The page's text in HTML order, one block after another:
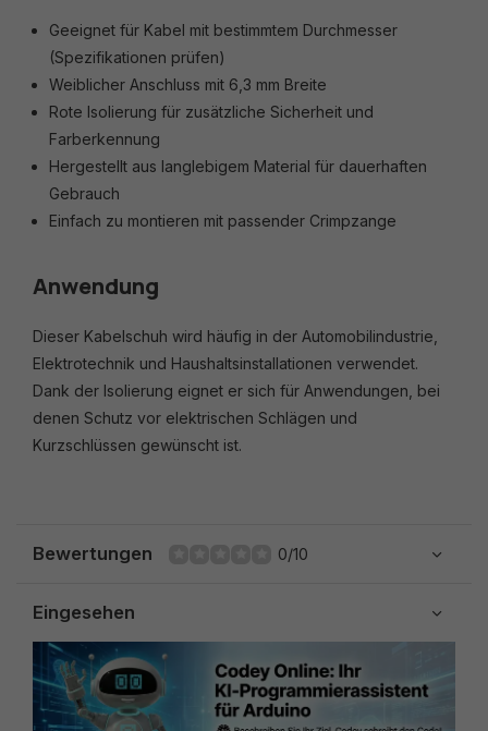
Geeignet für Kabel mit bestimmtem Durchmesser
(Spezifikationen prüfen)
Weiblicher Anschluss mit 6,3 mm Breite
Rote Isolierung für zusätzliche Sicherheit und
Farberkennung
Hergestellt aus langlebigem Material für dauerhaften
Gebrauch
Einfach zu montieren mit passender Crimpzange
Anwendung
Dieser Kabelschuh wird häufig in der Automobilindustrie,
Elektrotechnik und Haushaltsinstallationen verwendet.
Dank der Isolierung eignet er sich für Anwendungen, bei
denen Schutz vor elektrischen Schlägen und
Kurzschlüssen gewünscht ist.
Bewertungen 0/10
Eingesehen